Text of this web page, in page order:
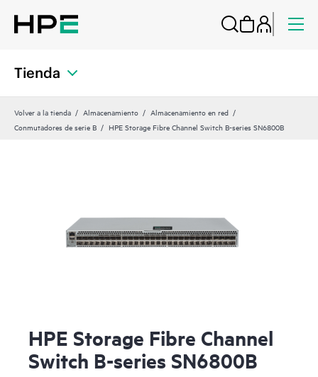
Tienda
Volver a la tienda Almacenamiento
Almacenamiento en red
Conmutadores de serie B
HPE Storage Fibre Channel Switch B-series SN6800B
HPE Storage Fibre Channel
Switch B-series SN6800B